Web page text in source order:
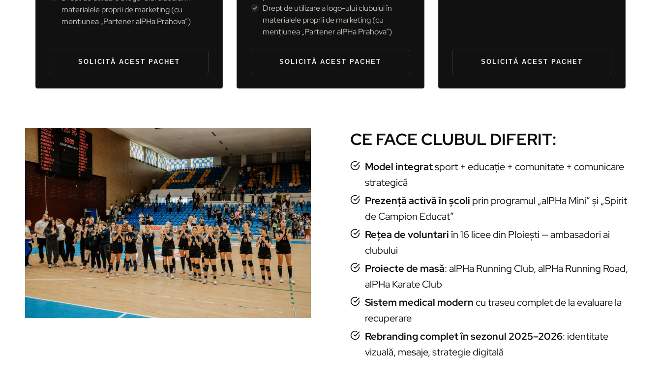
materialele proprii de marketing (cu
mențiunea „Partener alPHa Prahova”)
SOLICITĂ ACEST PACHET
Drept de utilizare a logo-ului clubului în
materialele proprii de marketing (cu
mențiunea „Partener alPHa Prahova”)
SOLICITĂ ACEST PACHET SOLICITĂ ACEST PACHET
CE FACE CLUBUL DIFERIT:
Model integratsport + educație + comunitate + comunicare
strategică
Prezență activă în școli prin programul „alPHa Mini” și „Spirit
de Campion Educat”
Rețea de voluntariîn 16 licee din Ploiești — ambasadori ai
clubului
Proiecte de masă: alPHa Running Club, alPHa Running Road,
alPHa Karate Club
Sistem medical moderncu traseu complet de la evaluare la
recuperare
Rebranding complet în sezonul 2025–2026: identitate
vizuală, mesaje, strategie digitală